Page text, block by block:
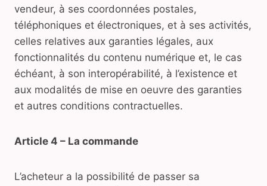
vendeur, à ses coordonnées postales,
téléphoniques et électroniques, et à ses activités,
celles relatives aux garanties légales, aux
fonctionnalités du contenu numérique et, le cas
échéant, à son interopérabilité, à l’existence et
aux modalités de mise en oeuvre des garanties
et autres conditions contractuelles.
Article 4 – La commande
L’acheteur a la possibilité de passer sa